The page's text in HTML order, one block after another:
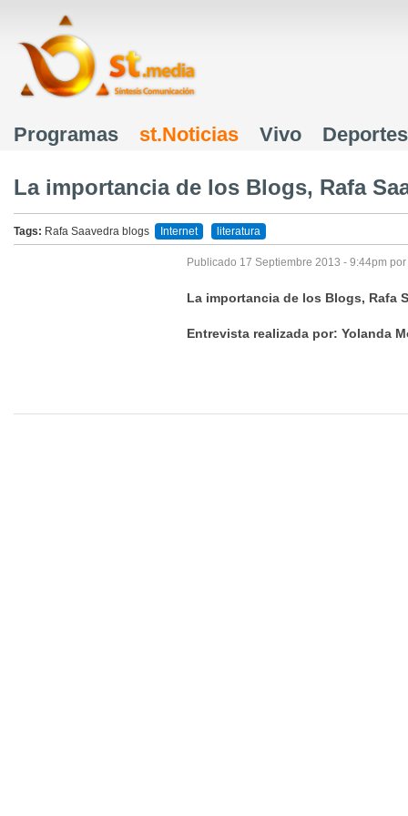
Menú principal
Programas st.Noticias Vivo Deportes
La importancia de los Blogs, Rafa
Tags: Rafa Saavedra blogs Internet literatura
Publicado 17 Septiembre 2013 - 9:44pm por
La importancia de los Blogs, Rafa
Entrevista realizada por: Yolanda